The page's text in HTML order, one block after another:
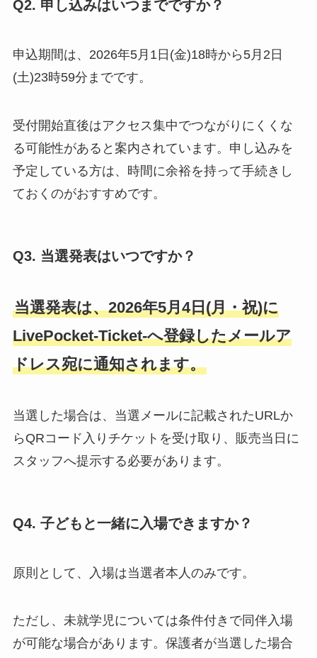
Q2. 申し込みはいつまでですか？
申込期間は、2026年5月1日(金)18時から5月2日
(土)23時59分までです。
受付開始直後はアクセス集中でつながりにくくな
る可能性があると案内されています。申し込みを
予定している方は、時間に余裕を持って手続きし
ておくのがおすすめです。
Q3. 当選発表はいつですか？
当選発表は、2026年5月4日(月・祝)に
LivePocket-Ticket-へ登録したメールア
ドレス宛に通知されます。
当選した場合は、当選メールに記載されたURLか
らQRコード入りチケットを受け取り、販売当日に
スタッフへ提示する必要があります。
Q4. 子どもと一緒に入場できますか？
原則として、入場は当選者本人のみです。
ただし、未就学児については条件付きで同伴入場
が可能な場合があります。保護者が当選した場合